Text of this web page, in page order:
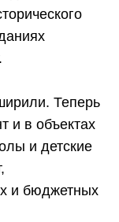
Теперь
и в объектах
и детские
и бюджетных